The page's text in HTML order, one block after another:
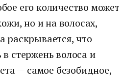
его количество может
но и на волосах,
раскрывается, что
стержень волоса и
— самое безобидное,